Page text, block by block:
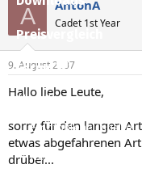
Preisvergleich
Forum
Aktuelles
Empfohlene Inhalte
Neue Beiträge
t
e
l
e
r
e
t
a
A AntonA
Cadet 1st Year
9. August 2007
Hallo liebe Leute,
sorry für den langen
etwas abgefahrenen
drüber...